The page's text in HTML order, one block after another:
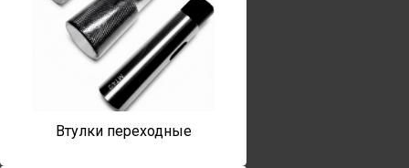
Втулки переходные